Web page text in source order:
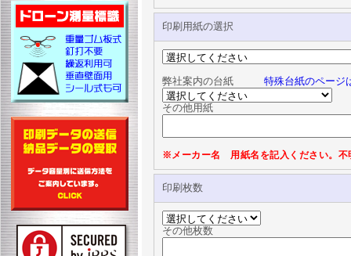
印刷用紙の選択
弊社案内の台紙 特殊台紙のページ
その他用紙
※メーカー名 用紙名を記入ください。不
印刷枚数
その他枚数